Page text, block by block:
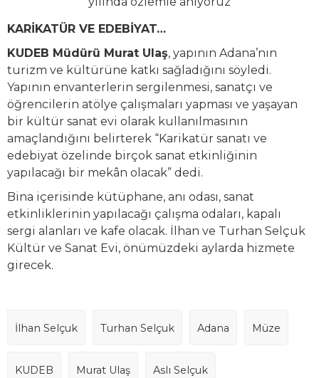
KARİKATÜR VE EDEBİYAT…
KUDEB Müdürü Murat Ulaş, yapının Adana’nın
turizm ve kültürüne katkı sağladığını söyledi.
Yapının envanterlerin sergilenmesi, sanatçı ve
öğrencilerin atölye çalışmaları yapması ve yaşayan
bir kültür sanat evi olarak kullanılmasının
amaçlandığını belirterek “Karikatür sanatı ve
edebiyat özelinde birçok sanat etkinliğinin
yapılacağı bir mekân olacak” dedi.
Bina içerisinde kütüphane, anı odası, sanat
etkinliklerinin yapılacağı çalışma odaları, kapalı
sergi alanları ve kafe olacak. İlhan ve Turhan Selçuk
Kültür ve Sanat Evi, önümüzdeki aylarda hizmete
girecek.
İlhan Selçuk Turhan Selçuk Adana Müze
KUDEB Murat Ulaş Aslı Selçuk